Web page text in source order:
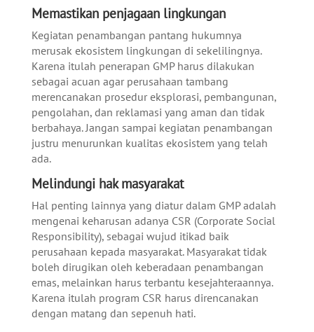
Memastikan penjagaan lingkungan
Kegiatan penambangan pantang hukumnya
merusak ekosistem lingkungan di sekelilingnya.
Karena itulah penerapan GMP harus dilakukan
sebagai acuan agar perusahaan tambang
merencanakan prosedur eksplorasi, pembangunan,
pengolahan, dan reklamasi yang aman dan tidak
berbahaya. Jangan sampai kegiatan penambangan
justru menurunkan kualitas ekosistem yang telah
ada.
Melindungi hak masyarakat
Hal penting lainnya yang diatur dalam GMP adalah
mengenai keharusan adanya CSR (Corporate Social
Responsibility), sebagai wujud itikad baik
perusahaan kepada masyarakat. Masyarakat tidak
boleh dirugikan oleh keberadaan penambangan
emas, melainkan harus terbantu kesejahteraannya.
Karena itulah program CSR harus direncanakan
dengan matang dan sepenuh hati.